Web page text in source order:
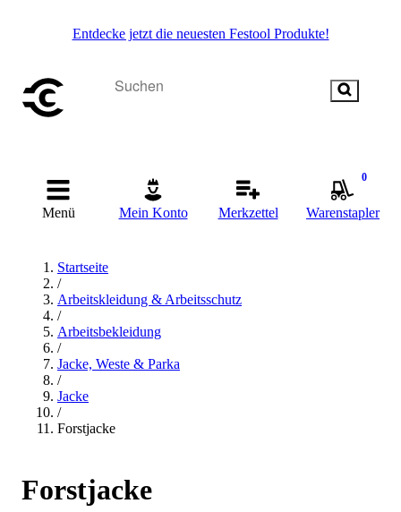
Entdecke jetzt die neuesten Festool Produkte!
Menü Mein Konto Merkzettel
0
Warenstapler
Startseite
/
Arbeitskleidung & Arbeitsschutz
/
Arbeitsbekleidung
/
Jacke, Weste & Parka
/
Jacke
/
Forstjacke
Forstjacke